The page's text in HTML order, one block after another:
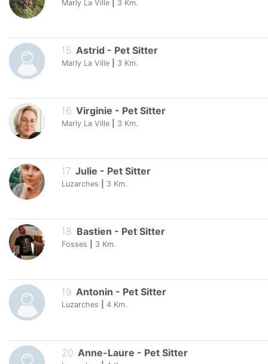
Marly La Ville 3 Km.
15 Astrid - Pet Sitter
Marly La Ville 3 Km.
16 Virginie - Pet Sitter
Marly La Ville 3 Km.
17. Julie - Pet Sitter
Luzarches 3 Km.
18. Bastien - Pet Sitter
Fosses 3 Km.
19. Antonin - Pet Sitter
Luzarches 4 Km.
20. Anne-Laure - Pet Sitter